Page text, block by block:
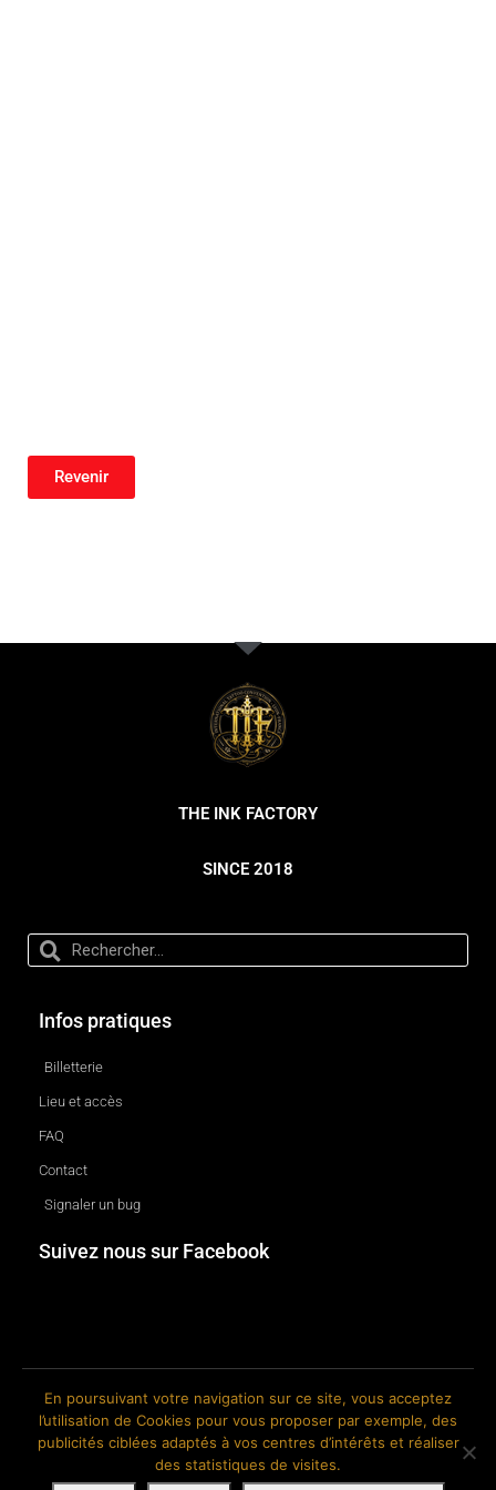
Revenir
THE INK FACTORY
SINCE 2018
Infos pratiques
Billetterie
Lieu et accès
FAQ
Contact
Signaler un bug
Suivez nous sur Facebook
© 2018-2026 The Ink Factory. Site web réalisé par Roland CAUVIN.
En poursuivant votre navigation sur ce site, vous acceptez
l’utilisation de Cookies pour vous proposer par exemple, des
publicités ciblées adaptés à vos centres d’intérêts et réaliser
des statistiques de visites.